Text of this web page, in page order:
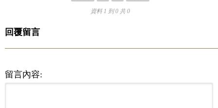
資料 1 到 0 共 0
回覆留言
留言內容: